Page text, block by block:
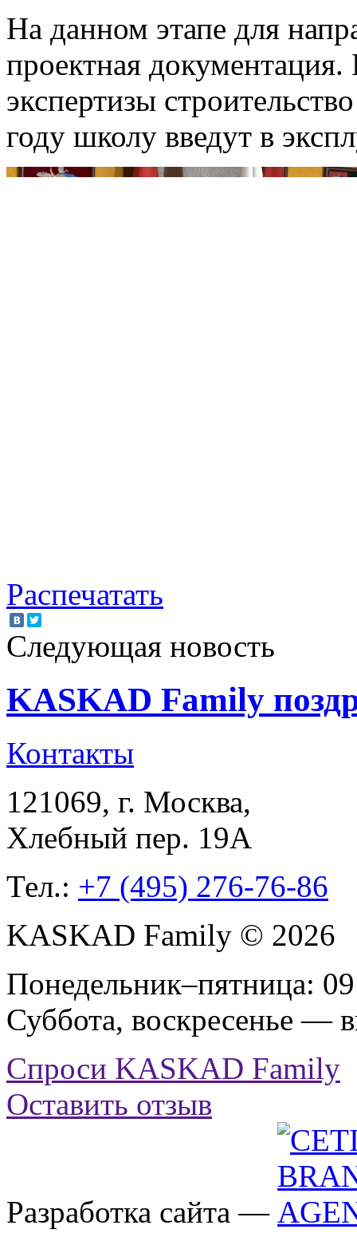
На данном этапе для
проектная
экспертизы
году школу введут в
Распечатать
Следующая новость
KASKAD Familу
Контакты
121069, г. Москва,
Хлебный пер. 19А
Тел.: +7 (495) 276-76-86
KASKAD Family © 2026
Понедельник–пятница:
Суббота, воскресенье —
Спроси KASKAD Family
Оставить отзыв
Разработка сайта —